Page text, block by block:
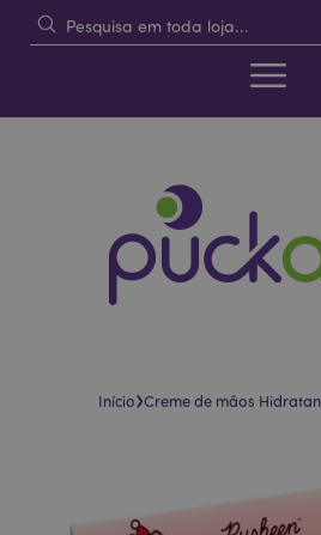
Início›Creme de mãos